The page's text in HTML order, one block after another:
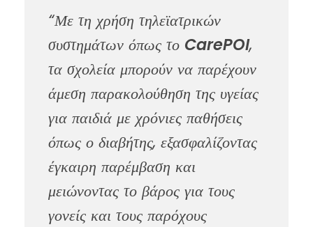
“Με τη χρήση τηλεϊατρικών
συστημάτων όπως το CarePOI,
τα σχολεία μπορούν να παρέχουν
άμεση παρακολούθηση της υγείας
για παιδιά με χρόνιες παθήσεις
όπως ο διαβήτης, εξασφαλίζοντας
έγκαιρη παρέμβαση και
μειώνοντας το βάρος για τους
γονείς και τους παρόχους